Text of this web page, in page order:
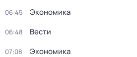
06:45 Экономика
06:48 Вести
07:08 Экономика